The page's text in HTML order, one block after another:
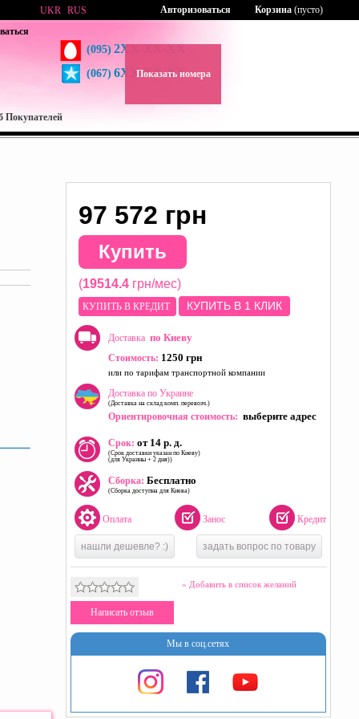
(095) 2XX-XX-XX
(067) 6XX-XX-XX
Показать номера
UKR RUS Корзина (пусто)
Авторизоваться
Покупателей
97 572 грн
Купить
(19514.4грн/мес)
КУПИТЬ В КРЕДИТ КУПИТЬ В 1 КЛИК
Доставка по Киеву
Стоимость: 1250 грн
или по тарифам транспортной компании
Доставка по Украине
(Доставка на склад комп. перевозч.)
Ориентировочная стоимость: выберите адрес
Срок: от 14 р. д.
(Срок доставки указан по Киеву)
(для Украины + 2 дня))
Сборка: Бесплатно
(Сборка доступна для Киева)
Оплата Занос Кредит
нашли дешевле? :) задать вопрос по товару
» Добавить в список желаний
Написать отзыв
Мы в соц.сетях